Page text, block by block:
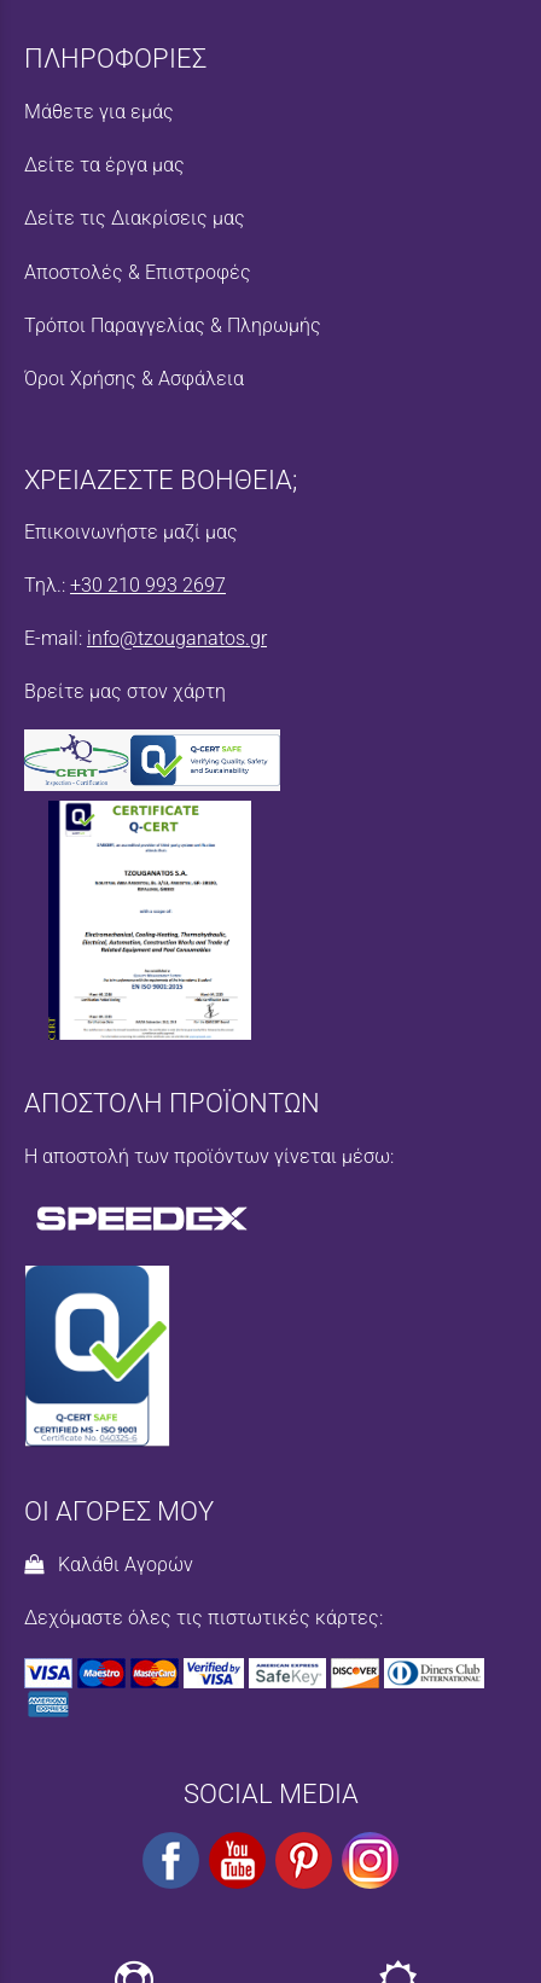
ΠΛΗΡΟΦΟΡΙΕΣ
Μάθετε για εμάς
Δείτε τα έργα μας
Δείτε τις Διακρίσεις μας
Αποστολές & Επιστροφές
Τρόποι Παραγγελίας & Πληρωμής
Όροι Χρήσης & Ασφάλεια
ΧΡΕΙΑΖΕΣΤΕ ΒΟΗΘΕΙΑ;
Επικοινωνήστε μαζί μας
Τηλ.: +30 210 993 2697
E-mail: info@tzouganatos.gr
Βρείτε μας στον χάρτη
ΑΠΟΣΤΟΛΗ ΠΡΟΪΟΝΤΩΝ
Η αποστολή των προϊόντων γίνεται μέσω:
ΟΙ ΑΓΟΡΕΣ ΜΟΥ
Καλάθι Αγορών
Δεχόμαστε όλες τις πιστωτικές κάρτες:
SOCIAL MEDIA